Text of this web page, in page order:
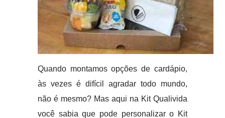
Quando montamos opções de cardápio,
às vezes é difícil agradar todo mundo,
não é mesmo? Mas aqui na Kit Qualivida
você sabia que pode personalizar o Kit